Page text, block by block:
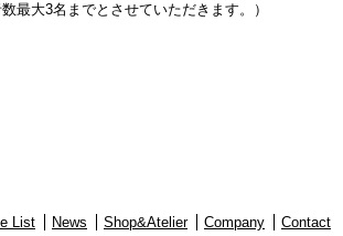
最大3名までとさせていただきます。）
List News Shop&Atelier Company Contact